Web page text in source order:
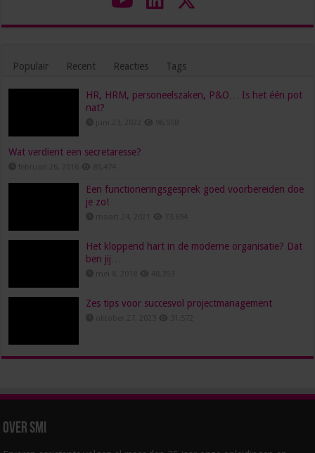
Populair Recent Reacties Tags
HR, HRM, personeelszaken, P&O… Is het één pot
nat?
Wat verdient een secretaresse?
Een functioneringsgesprek goed voorbereiden doe
je zo!
Het kloppend hart in de moderne organisatie? Dat
ben jij…
Zes tips voor succesvol projectmanagement
Over SMI